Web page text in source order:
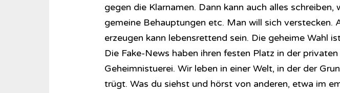
gegen die Klarnamen. Dann kann auch alles schreiben,
gemeine Behauptungen etc. Man will sich verstecken.
erzeugen kann lebensrettend sein. Die geheime Wahl
Die Fake-News haben ihren festen Platz in der
Geheimnistuerei. Wir leben in einer Welt, in der der
trügt. Was du siehst und hörst von anderen, etwa im